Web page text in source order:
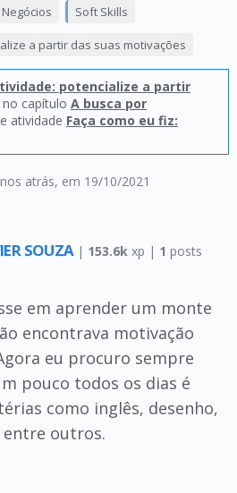
atrás, em 19/10/2021
Soft Skills
a partir das suas motivações
potencialize a partir
no capítulo A busca por
e atividade Faça como eu fiz:
SOUZA | 153.6k xp | 1 posts
em aprender um monte
encontrava motivação
eu procuro sempre
pouco todos os dias é
como inglês, desenho,
outros.